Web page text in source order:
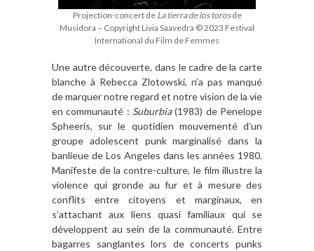
Projection-concert de La tierra de los torosde
Musidora – Copyright Livia Saavedra © 2023 Festival
International du Film de Femmes
Une autre découverte, dans le cadre de la carte
blanche à Rebecca Zlotowski, n’a pas manqué
de marquer notre regard et notre vision de la vie
en communauté : Suburbia(1983) de Penelope
Spheeris, sur le quotidien mouvementé d’un
groupe adolescent punk marginalisé dans la
banlieue de Los Angeles dans les années 1980.
Manifeste de la contre-culture, le film illustre la
violence qui gronde au fur et à mesure des
conflits entre citoyens et marginaux, en
s’attachant aux liens quasi familiaux qui se
développent au sein de la communauté. Entre
bagarres sanglantes lors de concerts punks